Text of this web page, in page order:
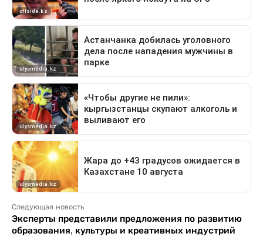
Следующая новость
Эксперты представили предложения по развитию
образования, культуры и креативных индустрий